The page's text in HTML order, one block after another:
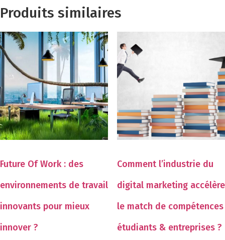
Produits similaires
Future Of Work : des
environnements de travail
innovants pour mieux
innover ?
Comment l’industrie du
digital marketing accélère
le match de compétences
étudiants & entreprises ?